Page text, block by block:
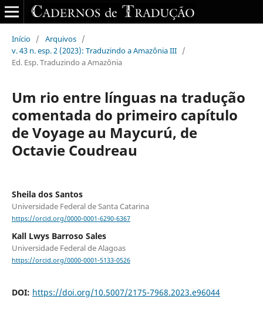
Início / Arquivos /
v. 43 n. esp. 2 (2023): Traduzindo a Amazônia III /
Ed. Esp. Traduzindo a Amazônia
Um rio entre línguas na tradução
comentada do primeiro capítulo
de Voyage au Maycurú, de
Octavie Coudreau
Sheila dos Santos
Universidade Federal de Santa Catarina
https://orcid.org/0000-0001-6290-6367
Kall Lwys Barroso Sales
Universidade Federal de Alagoas
https://orcid.org/0000-0001-5133-0526
DOI: https://doi.org/10.5007/2175-7968.2023.e96044